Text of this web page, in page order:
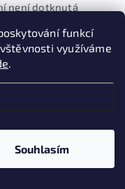
funkcí
využíváme
.
Souhlasím
není dotknutá
písemnou formu.
přístupná.
vzorový formulář